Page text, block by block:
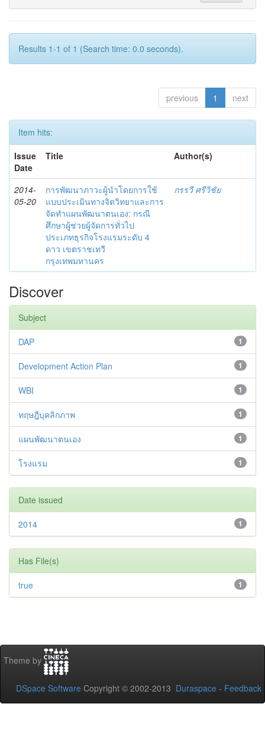
Results 1-1 of 1 (Search time: 0.0 seconds).
previous 1 next
Item hits:
Issue
Date
Title Author(s)
2014-
05-20
การพัฒนาภาวะผู้นำโดยการใช้
แบบประเมินทางจิตวิทยาและการ
จัดทำแผนพัฒนาตนเอง: กรณี
ศึกษาผู้ช่วยผู้จัดการทั่วไป
ประเภทธุรกิจโรงแรมระดับ 4
ดาว เขตราชเทวี
กรุงเทพมหานคร
กรรวี ศรีวิชัย
Discover
Subject
1
DAP
1
Development Action Plan
1
WBI
1
ทฤษฎีบุคลิกภาพ
1
แผนพัฒนาตนเอง
1
โรงแรม
Date issued
1
2014
Has File(s)
1
true
Theme by
DSpace Software Copyright © 2002-2013 Duraspace - Feedback